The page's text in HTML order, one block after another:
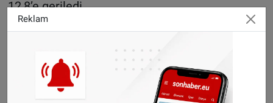
12,8’e geriledi.
Maaşlara yapılan zam enflasyonun gerisinde
CBS’in dikkat çektiği bir önemli nokta da
maaşlardaki artış oldu. Kuruma göre toplu iş
Reklam